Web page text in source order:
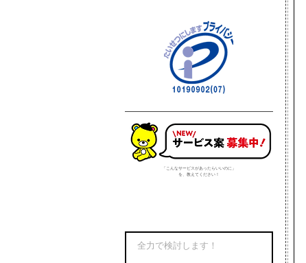
「こんなサービスがあったらいいのに」
を、教えてください！